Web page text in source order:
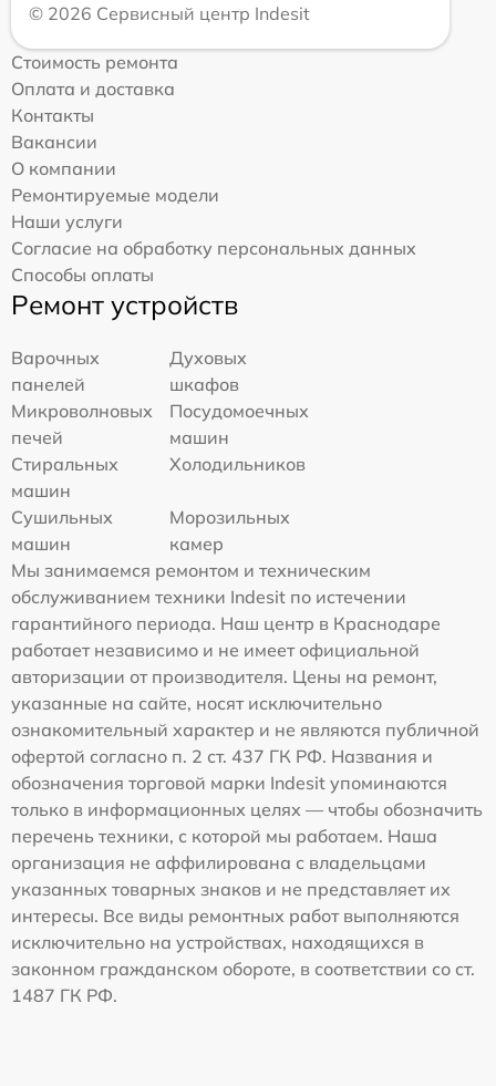
© 2026 Сервисный центр Indesit
Стоимость ремонта
Оплата и доставка
Контакты
Вакансии
О компании
Ремонтируемые модели
Наши услуги
Согласие на обработку персональных данных
Способы оплаты
Ремонт устройств
Варочных
панелей
Духовых
шкафов
Микроволновых
печей
Посудомоечных
машин
Стиральных
машин
Холодильников
Сушильных
машин
Морозильных
камер
Мы занимаемся ремонтом и техническим
обслуживанием техники Indesit по истечении
гарантийного периода. Наш центр в Краснодаре
работает независимо и не имеет официальной
авторизации от производителя. Цены на ремонт,
указанные на сайте, носят исключительно
ознакомительный характер и не являются публичной
офертой согласно п. 2 ст. 437 ГК РФ. Названия и
обозначения торговой марки Indesit упоминаются
только в информационных целях — чтобы обозначить
перечень техники, с которой мы работаем. Наша
организация не аффилирована с владельцами
указанных товарных знаков и не представляет их
интересы. Все виды ремонтных работ выполняются
исключительно на устройствах, находящихся в
законном гражданском обороте, в соответствии со ст.
1487 ГК РФ.